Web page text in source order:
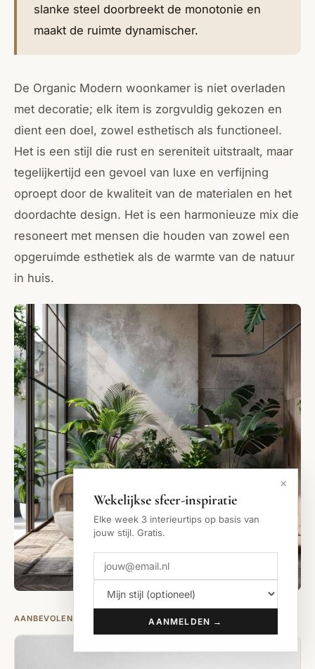
slanke steel doorbreekt de monotonie en
maakt de ruimte dynamischer.
De Organic Modern woonkamer is niet overladen
met decoratie; elk item is zorgvuldig gekozen en
dient een doel, zowel esthetisch als functioneel.
Het is een stijl die rust en sereniteit uitstraalt, maar
tegelijkertijd een gevoel van luxe en verfijning
oproept door de kwaliteit van de materialen en het
doordachte design. Het is een harmonieuze mix die
resoneert met mensen die houden van zowel een
opgeruimde esthetiek als de warmte van de natuur
in huis.
AANBEVOLEN PRODUCTEN
×
Wekelijkse sfeer-inspiratie
Elke week 3 interieurtips op basis van
jouw stijl. Gratis.
AANMELDEN →